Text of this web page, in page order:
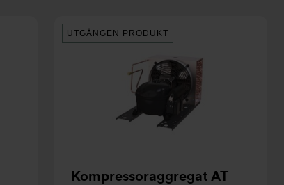
UTGÅNGEN PRODUKT
Kompressoraggregat AT